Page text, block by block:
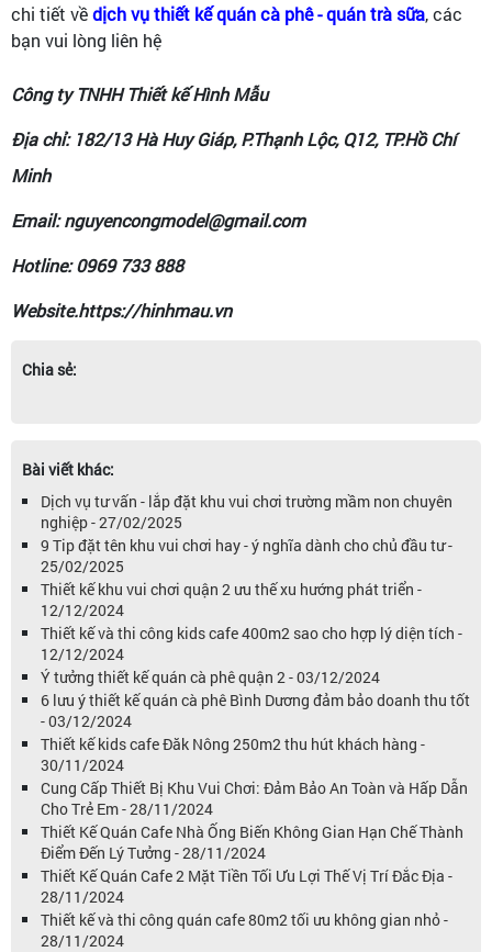
chi tiết vềdịch vụ thiết kế quán cà phê - quán trà sữa, các
bạn vui lòng liên hệ
Công ty TNHH Thiết kế Hình Mẫu
Địa chỉ: 182/13 Hà Huy Giáp, P.Thạnh Lộc, Q12, TP.Hồ Chí
Minh
Email: nguyencongmodel@gmail.com
Hotline: 0969 733 888
Website.https://hinhmau.vn
Chia sẻ:
Bài viết khác:
Dịch vụ tư vấn - lắp đặt khu vui chơi trường mầm non chuyên
nghiệp - 27/02/2025
9 Tip đặt tên khu vui chơi hay - ý nghĩa dành cho chủ đầu tư -
25/02/2025
Thiết kế khu vui chơi quận 2 ưu thế xu hướng phát triển -
12/12/2024
Thiết kế và thi công kids cafe 400m2 sao cho hợp lý diện tích -
12/12/2024
Ý tưởng thiết kế quán cà phê quận 2 - 03/12/2024
6 lưu ý thiết kế quán cà phê Bình Dương đảm bảo doanh thu tốt
- 03/12/2024
Thiết kế kids cafe Đăk Nông 250m2 thu hút khách hàng -
30/11/2024
Cung Cấp Thiết Bị Khu Vui Chơi: Đảm Bảo An Toàn và Hấp Dẫn
Cho Trẻ Em - 28/11/2024
Thiết Kế Quán Cafe Nhà Ống Biến Không Gian Hạn Chế Thành
Điểm Đến Lý Tưởng - 28/11/2024
Thiết Kế Quán Cafe 2 Mặt Tiền Tối Ưu Lợi Thế Vị Trí Đắc Địa -
28/11/2024
Thiết kế và thi công quán cafe 80m2 tối ưu không gian nhỏ -
28/11/2024